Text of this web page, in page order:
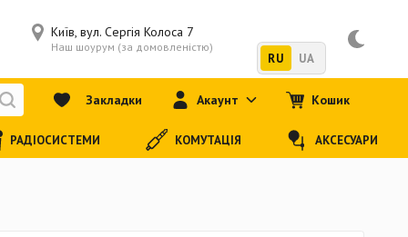
Київ, вул. Сергія Колоса 7
Наш шоурум (за домовленістю)
RU UA
Закладки Акаунт Кошик
РАДІОСИСТЕМИ КОМУТАЦІЯ АКСЕСУАРИ